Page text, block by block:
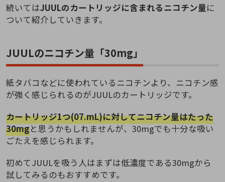
続いてはJUULのカートリッジに含まれるニコチン量に
ついて紹介していきます。
JUULのニコチン量「30mg」
紙タバコなどに使われているニコチンより、ニコチン感
が強く感じられるのがJUULのカートリッジです。
カートリッジ1つ(07.mL)に対してニコチン量はたった
30mgと思うかもしれませんが、30mgでも十分な吸い
ごたえを感じられます。
初めてJUULを吸う人はまずは低濃度である30mgから
試してみるのもおすすめです。